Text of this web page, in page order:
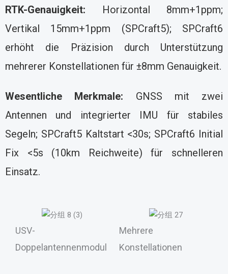
RTK-Genauigkeit: Horizontal 8mm+1ppm;
Vertikal 15mm+1ppm (SPCraft5); SPCraft6
erhöht die Präzision durch Unterstützung
mehrerer Konstellationen für ±8mm Genauigkeit.
Wesentliche Merkmale: GNSS mit zwei
Antennen und integrierter IMU für stabiles
Segeln; SPCraft5 Kaltstart <30s; SPCraft6 Initial
Fix <5s (10km Reichweite) für schnelleren
Einsatz.
USV-
Doppelantennenmodul
Mehrere
Konstellationen